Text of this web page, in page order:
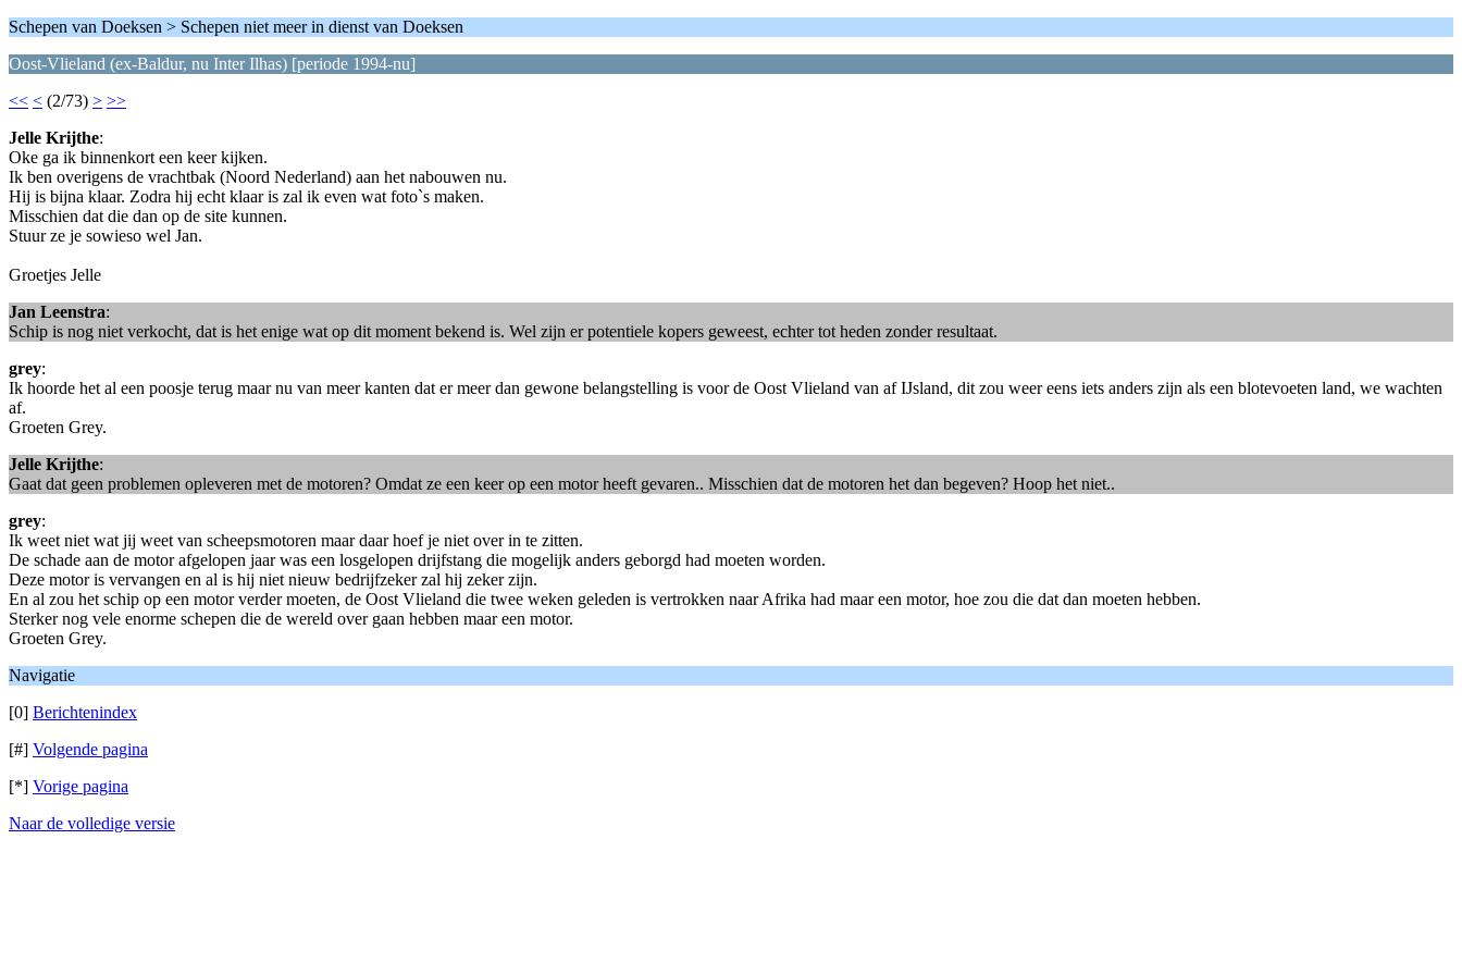
Schepen van Doeksen > Schepen niet meer in dienst van Doeksen
Oost-Vlieland (ex-Baldur, nu Inter Ilhas) [periode 1994-nu]
<< < (2/73) > >>
Jelle Krijthe:
Oke ga ik binnenkort een keer kijken.
Ik ben overigens de vrachtbak (Noord Nederland) aan het nabouwen nu.
Hij is bijna klaar. Zodra hij echt klaar is zal ik even wat foto`s maken.
Misschien dat die dan op de site kunnen.
Stuur ze je sowieso wel Jan.
Groetjes Jelle
Jan Leenstra:
Schip is nog niet verkocht, dat is het enige wat op dit moment bekend is. Wel zijn er potentiele kopers geweest, echter tot heden zonder resultaat.
grey:
Ik hoorde het al een poosje terug maar nu van meer kanten dat er meer dan gewone belangstelling is voor de Oost Vlieland van af IJsland, dit zou weer eens iets anders zijn als een blotevoeten land, we wachten
af.
Groeten Grey.
Jelle Krijthe:
Gaat dat geen problemen opleveren met de motoren? Omdat ze een keer op een motor heeft gevaren.. Misschien dat de motoren het dan begeven? Hoop het niet..
grey:
Ik weet niet wat jij weet van scheepsmotoren maar daar hoef je niet over in te zitten.
De schade aan de motor afgelopen jaar was een losgelopen drijfstang die mogelijk anders geborgd had moeten worden.
Deze motor is vervangen en al is hij niet nieuw bedrijfzeker zal hij zeker zijn.
En al zou het schip op een motor verder moeten, de Oost Vlieland die twee weken geleden is vertrokken naar Afrika had maar een motor, hoe zou die dat dan moeten hebben.
Sterker nog vele enorme schepen die de wereld over gaan hebben maar een motor.
Groeten Grey.
Navigatie
[0] Berichtenindex
[#] Volgende pagina
[*] Vorige pagina
Naar de volledige versie